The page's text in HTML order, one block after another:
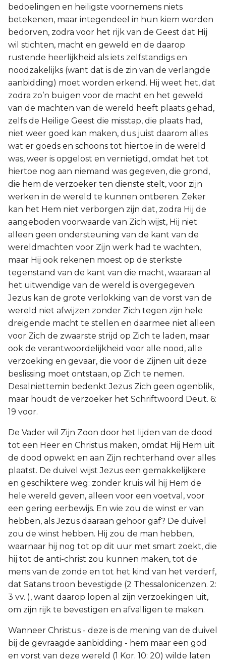
bedoelingen en heiligste voornemens niets
betekenen, maar integendeel in hun kiem worden
bedorven, zodra voor het rijk van de Geest dat Hij
wil stichten, macht en geweld en de daarop
rustende heerlijkheid als iets zelfstandigs en
noodzakelijks (want dat is de zin van de verlangde
aanbidding) moet worden erkend. Hij weet het, dat
zodra zo’n buigen voor de macht en het geweld
van de machten van de wereld heeft plaats gehad,
zelfs de Heilige Geest die misstap, die plaats had,
niet weer goed kan maken, dus juist daarom alles
wat er goeds en schoons tot hiertoe in de wereld
was, weer is opgelost en vernietigd, omdat het tot
hiertoe nog aan niemand was gegeven, die grond,
die hem de verzoeker ten dienste stelt, voor zijn
werken in de wereld te kunnen ontberen. Zeker
kan het Hem niet verborgen zijn dat, zodra Hij de
aangeboden voorwaarde van Zich wijst, Hij niet
alleen geen ondersteuning van de kant van de
wereldmachten voor Zijn werk had te wachten,
maar Hij ook rekenen moest op de sterkste
tegenstand van de kant van die macht, waaraan al
het uitwendige van de wereld is overgegeven.
Jezus kan de grote verlokking van de vorst van de
wereld niet afwijzen zonder Zich tegen zijn hele
dreigende macht te stellen en daarmee niet alleen
voor Zich de zwaarste strijd op Zich te laden, maar
ook de verantwoordelijkheid voor alle nood, alle
verzoeking en gevaar, die voor de Zijnen uit deze
beslissing moet ontstaan, op Zich te nemen.
Desalniettemin bedenkt Jezus Zich geen ogenblik,
maar houdt de verzoeker het Schriftwoord Deut. 6:
19 voor.
De Vader wil Zijn Zoon door het lijden van de dood
tot een Heer en Christus maken, omdat Hij Hem uit
de dood opwekt en aan Zijn rechterhand over alles
plaatst. De duivel wijst Jezus een gemakkelijkere
en geschiktere weg: zonder kruis wil hij Hem de
hele wereld geven, alleen voor een voetval, voor
een gering eerbewijs. En wie zou de winst er van
hebben, als Jezus daaraan gehoor gaf? De duivel
zou de winst hebben. Hij zou de man hebben,
waarnaar hij nog tot op dit uur met smart zoekt, die
hij tot de anti-christ zou kunnen maken, tot de
mens van de zonde en tot het kind van het verderf,
dat Satans troon bevestigde (2 Thessalonicenzen. 2:
3 vv. ), want daarop lopen al zijn verzoekingen uit,
om zijn rijk te bevestigen en afvalligen te maken.
Wanneer Christus - deze is de mening van de duivel
bij de gevraagde aanbidding - hem maar een god
en vorst van deze wereld (1 Kor. 10: 20) wilde laten